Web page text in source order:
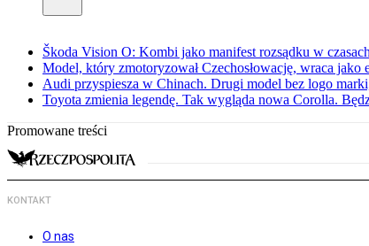
Škoda Vision O: Kombi jako manifest rozsądku w
Model, który zmotoryzował Czechosłowację, wraca jako
Audi przyspiesza w Chinach. Drugi model bez logo
Toyota zmienia legendę. Tak wygląda nowa Corolla.
Promowane treści
KONTAKT
O nas